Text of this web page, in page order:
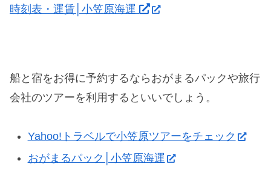
時刻表・運賃│小笠原海運
船と宿をお得に予約するならおがまるパックや旅行
会社のツアーを利用するといいでしょう。
Yahoo!トラベルで小笠原ツアーをチェック
おがまるパック│小笠原海運